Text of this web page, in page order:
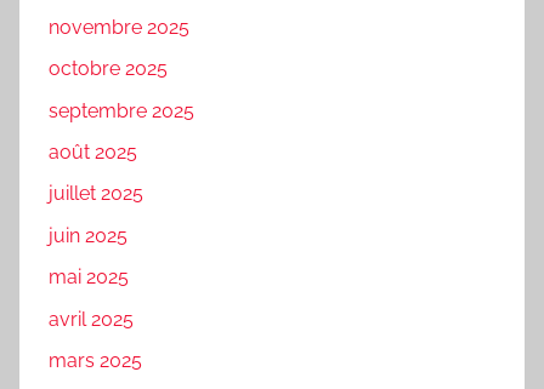
novembre 2025
octobre 2025
septembre 2025
août 2025
juillet 2025
juin 2025
mai 2025
avril 2025
mars 2025